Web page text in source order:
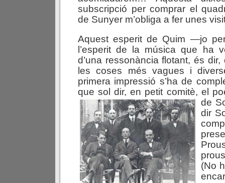
subscripció per comprar el
de Sunyer m’obliga a fer unes
Aquest esperit de Quim —jo
l’esperit de la música que ha
d’una ressonància flotant, és dir,
les coses més vagues i
primera impressió s’ha de
que sol dir, en petit comitè, el
de
dir
(No